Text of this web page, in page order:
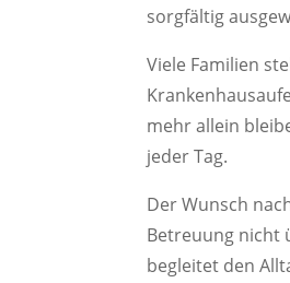
sorgfältig
Viele Familien
mehr allein
jeder Tag.
Der Wunsch
Betreuung nicht
begleitet den